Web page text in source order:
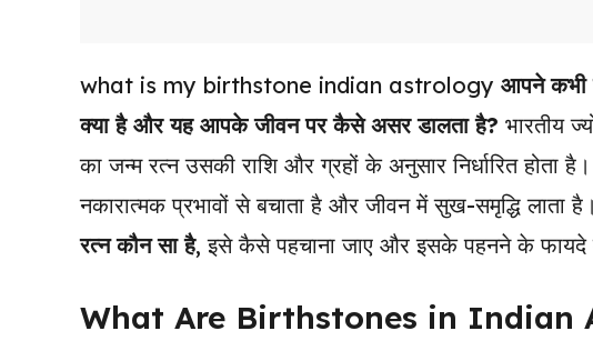
what is my birthstone indian astrology आपने कभी
क्या है और यह आपके जीवन पर कैसे असर डालता है? भारतीय
का जन्म रत्न उसकी राशि और ग्रहों के अनुसार निर्धारित होता
नकारात्मक प्रभावों से बचाता है और जीवन में सुख-समृद्धि
रत्न कौन सा है, इसे कैसे पहचाना जाए और इसके पहनने के फायदे
What Are Birthstones in Indian